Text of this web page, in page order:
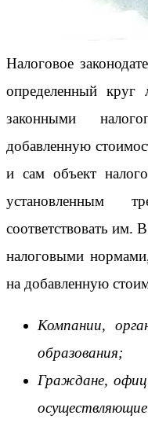
Налоговое
определенный круг
законными
добавленную
и сам объект
установленным
соответствовать им.
налоговыми
на добавленную
Компании,
образования;
Граждане,